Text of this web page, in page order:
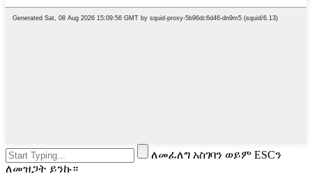
ለመፈለግ አስገባን ወይም ESCን
ለመዝጋት ይንኩ።